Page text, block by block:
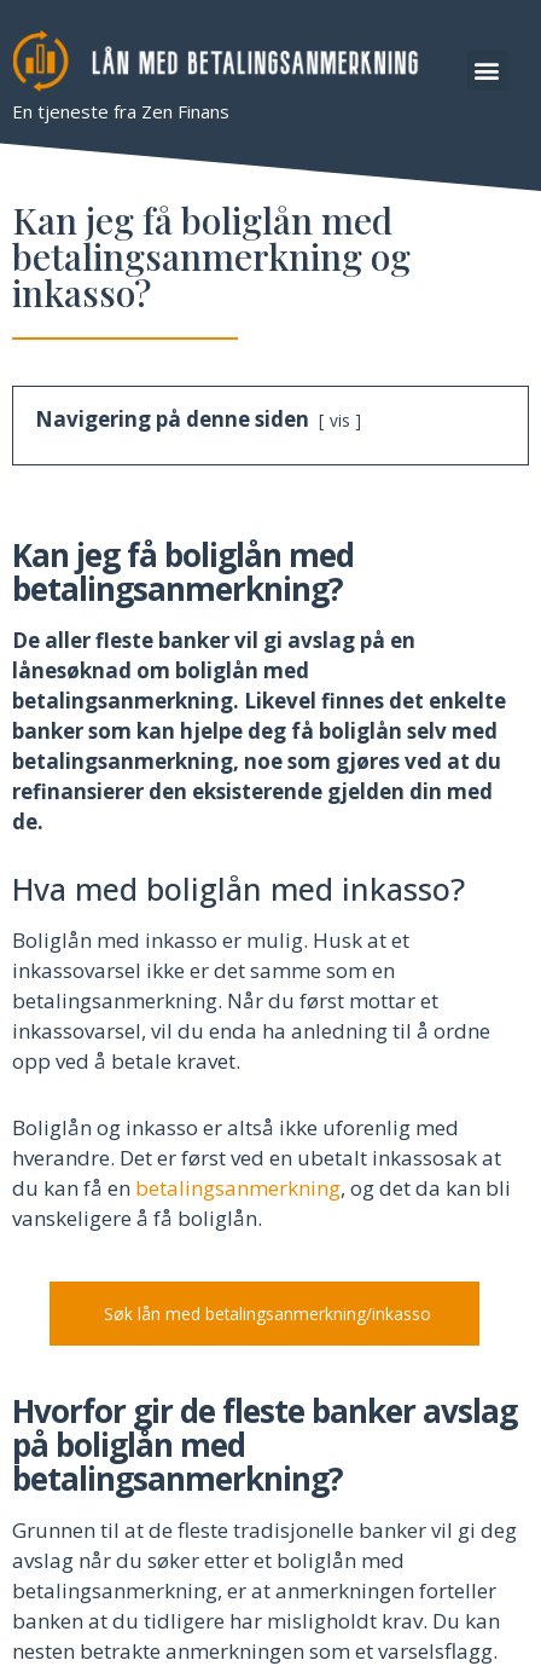
En tjeneste fra Zen Finans
Kan jeg få boliglån med
betalingsanmerkning og
inkasso?
Navigering på denne siden vis
Kan jeg få boliglån med
betalingsanmerkning?
De aller fleste banker vil gi avslag på en
lånesøknad om boliglån med
betalingsanmerkning. Likevel finnes det enkelte
banker som kan hjelpe deg få boliglån selv med
betalingsanmerkning, noe som gjøres ved at du
refinansierer den eksisterende gjelden din med
de.
Hva med boliglån med inkasso?
Boliglån med inkasso er mulig. Husk at et
inkassovarsel ikke er det samme som en
betalingsanmerkning. Når du først mottar et
inkassovarsel, vil du enda ha anledning til å ordne
opp ved å betale kravet.
Boliglån og inkasso er altså ikke uforenlig med
hverandre. Det er først ved en ubetalt inkassosak at
du kan få en betalingsanmerkning, og det da kan bli
vanskeligere å få boliglån.
Søk lån med betalingsanmerkning/inkasso
Hvorfor gir de fleste banker avslag
på boliglån med
betalingsanmerkning?
Grunnen til at de fleste tradisjonelle banker vil gi deg
avslag når du søker etter et boliglån med
betalingsanmerkning, er at anmerkningen forteller
banken at du tidligere har misligholdt krav. Du kan
nesten betrakte anmerkningen som et varselsflagg.